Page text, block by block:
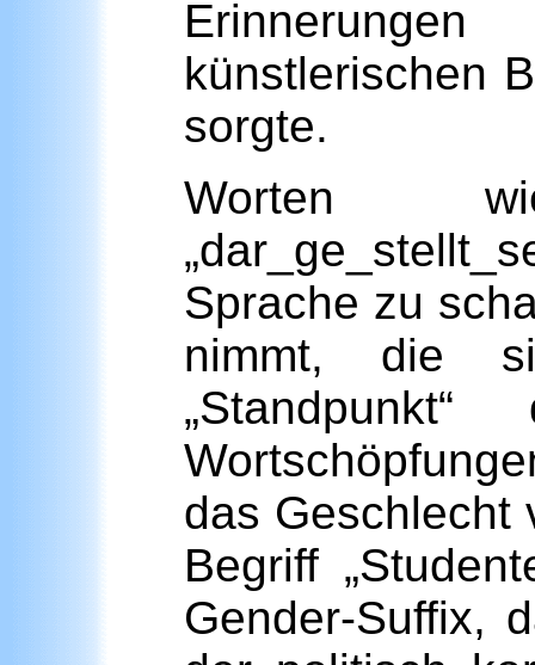
künstlerischen
sorgte.
Worten
Sprache zu
nimmt, die
das Geschlecht
Begriff
Gender-Suffix,